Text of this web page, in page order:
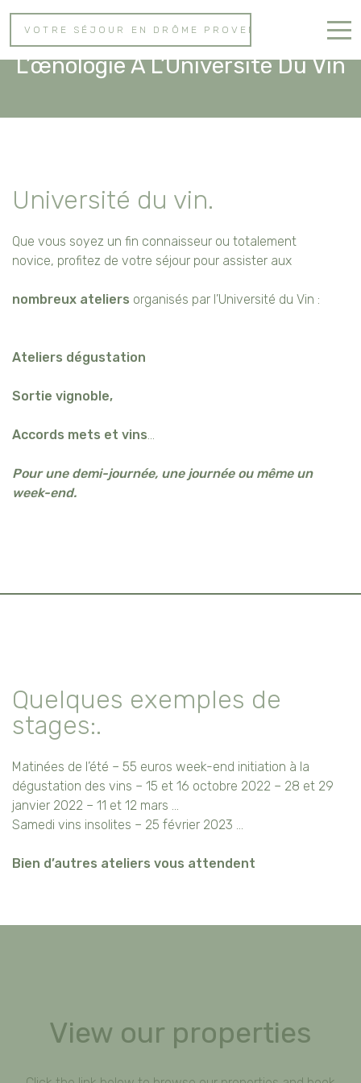
VOTRE SÉJOUR EN DRÔME PROVENÇALE
Accueil
Nos Logements
Activités
Contact
Découvrez Les Subtilités De
L’œnologie À L’Université Du Vin
Université du vin.
Que vous soyez un fin connaisseur ou totalement
novice, profitez de votre séjour pour assister aux
nombreux ateliers organisés par l’Université du Vin :
Ateliers dégustation
Sortie vignoble,
Accords mets et vins…
Pour une demi-journée, une journée ou même un
week-end.
Quelques exemples de
stages:.
Matinées de l’été – 55 euros week-end initiation à la
dégustation des vins – 15 et 16 octobre 2022 – 28 et 29
janvier 2022 – 11 et 12 mars …
Samedi vins insolites – 25 février 2023 …
Bien d’autres ateliers vous attendent
View our properties